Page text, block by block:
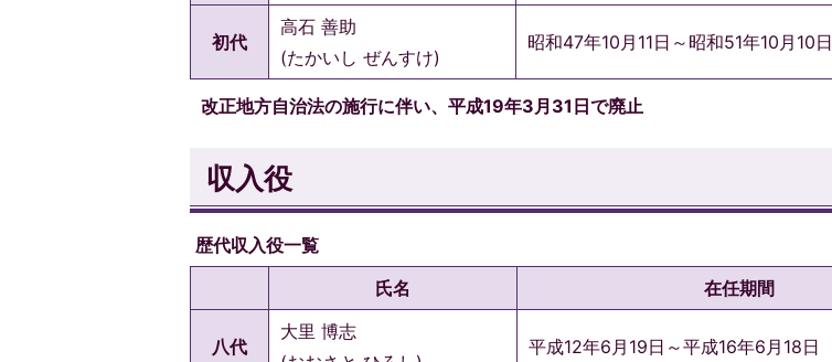
初代
高石 善助
(たかいし ぜんすけ)
昭和47年10月11日～昭和51年10月10日
改正地方自治法の施行に伴い、平成19年3月31日で廃止
収入役
歴代収入役一覧
氏名
在任期間
八代
大里 博志
平成12年6月19日～平成16年6月18日